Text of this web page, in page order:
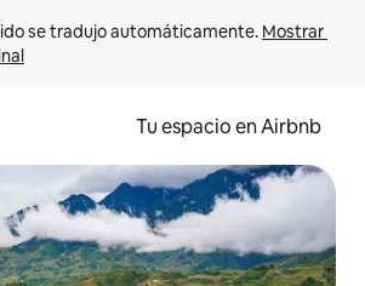
se tradujo automáticamente. Mostrar
Tu espacio en Airbnb